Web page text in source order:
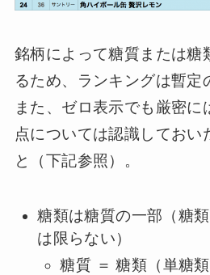
銘柄によって糖質または糖
るため、ランキングは暫定
また、ゼロ表示でも厳密に
点については認識しておい
と（下記参照）。
糖類は糖質の一部（糖
は限らない）
糖質 ＝ 糖類（単糖